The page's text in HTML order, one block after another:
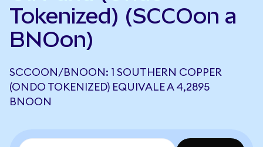
Tokenized) (SCCOon a
BNOon)
SCCOON/BNOON: 1 SOUTHERN COPPER
(ONDO TOKENIZED) EQUIVALE A 4,2895
BNOON